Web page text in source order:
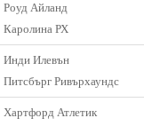
Роуд Айланд
Каролина РХ
Инди Илевън
Питсбърг Ривърхаундс
Хартфорд Атлетик